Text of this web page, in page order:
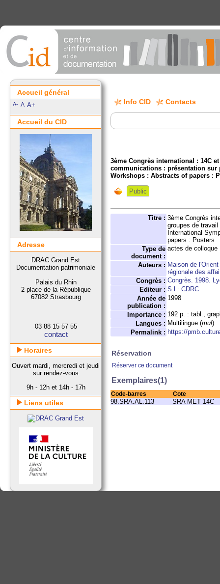
Info CID Contacts
3ème Congrès international : 14C
communications : présentation sur
Workshops : Abstracts of papers :
Public
Titre : 3ème Congrès
groupes de
International
papers : Posters
Type de
document :
actes de colloque
Auteurs : Maison de
régionale des
Congrès : Congrès. 1998.
Editeur : S.l : CDRC
Année de
publication :
1998
Importance : 192 p. : tabl.,
Langues : Multilingue (mul)
Permalink : https://
Réservation
Réserver ce document
Exemplaires(1)
Code-barres Cote
98.SRA.AL.113 SRA MET 14C
Accueil général
A- A A+
Accueil du CID
Adresse
DRAC Grand Est
Documentation patrimoniale
Palais du Rhin
2 place de la République
67082 Strasbourg
03 88 15 57 55
contact
Horaires
Ouvert mardi, mercredi et jeudi
sur rendez-vous
9h - 12h et 14h - 17h
Liens utiles